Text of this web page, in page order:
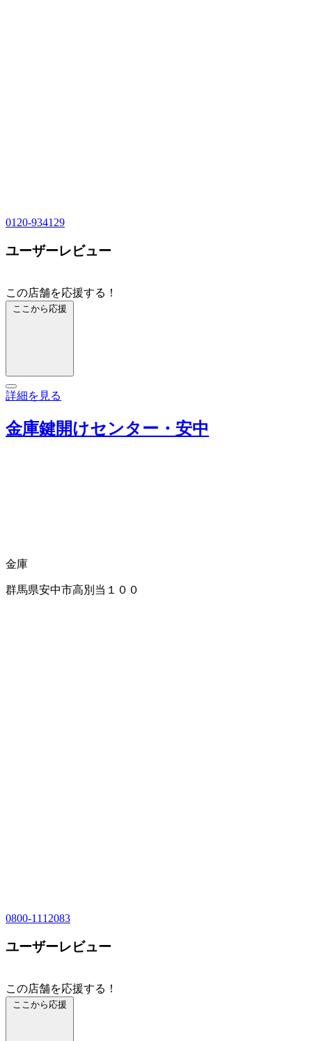
0120-934129
ユーザーレビュー
この店舗を応援する！
ここから応援
詳細を見る
金庫鍵開けセンター・安中
金庫
群馬県安中市高別当１００
0800-1112083
ユーザーレビュー
この店舗を応援する！
ここから応援